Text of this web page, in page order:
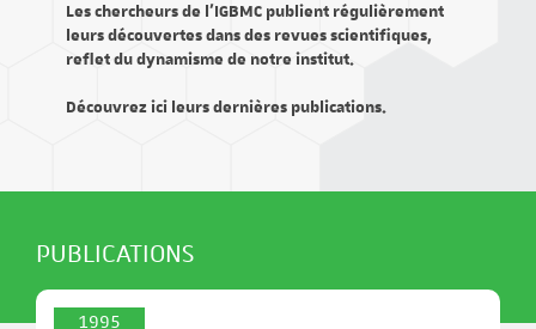
Les chercheurs de l’IGBMC publient régulièrement
leurs découvertes dans des revues scientifiques,
reflet du dynamisme de notre institut.
Découvrez ici leurs dernières publications.
PUBLICATIONS
1995